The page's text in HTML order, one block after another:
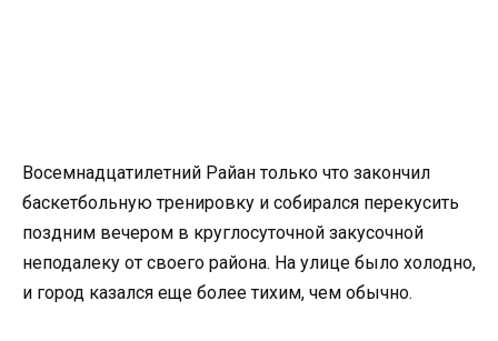
Восемнадцатилетний Райан только что закончил
баскетбольную тренировку и собирался перекусить
поздним вечером в круглосуточной закусочной
неподалеку от своего района. На улице было холодно,
и город казался еще более тихим, чем обычно.